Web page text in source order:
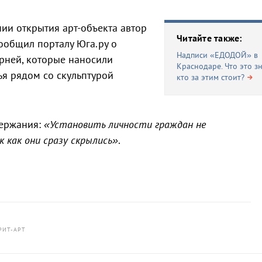
Читайте также:
Надписи «ЕДОДОЙ» в
Краснодаре. Что это
кто за этим стоит?
открытия арт-объекта автор
порталу Юга.ру о
которые наносили
рядом со скульптурой
«Установить личности граждан не
они сразу скрылись».
АРТ